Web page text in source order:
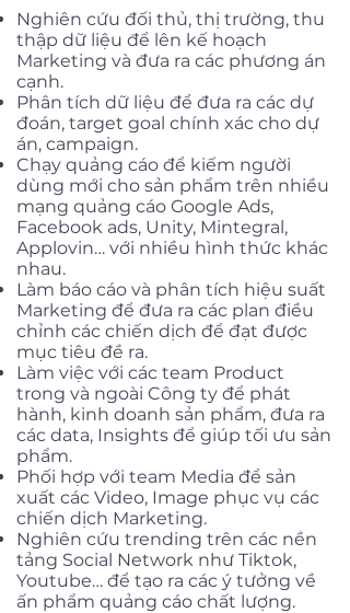
Nghiên cứu đối thủ, thị trường, thu
thập dữ liệu để lên kế hoạch
Marketing và đưa ra các phương án
cạnh.
Phân tích dữ liệu để đưa ra các dự
đoán, target goal chính xác cho dự
án, campaign.
Chạy quảng cáo để kiếm người
dùng mới cho sản phẩm trên nhiều
mạng quảng cáo Google Ads,
Facebook ads, Unity, Mintegral,
Applovin… với nhiều hình thức khác
nhau.
Làm báo cáo và phân tích hiệu suất
Marketing để đưa ra các plan điều
chỉnh các chiến dịch để đạt được
mục tiêu đề ra.
Làm việc với các team Product
trong và ngoài Công ty để phát
hành, kinh doanh sản phẩm, đưa ra
các data, Insights để giúp tối ưu sản
phẩm.
Phối hợp với team Media để sản
xuất các Video, Image phục vụ các
chiến dịch Marketing.
Nghiên cứu trending trên các nền
tảng Social Network như Tiktok,
Youtube… để tạo ra các ý tưởng về
ấn phẩm quảng cáo chất lượng.